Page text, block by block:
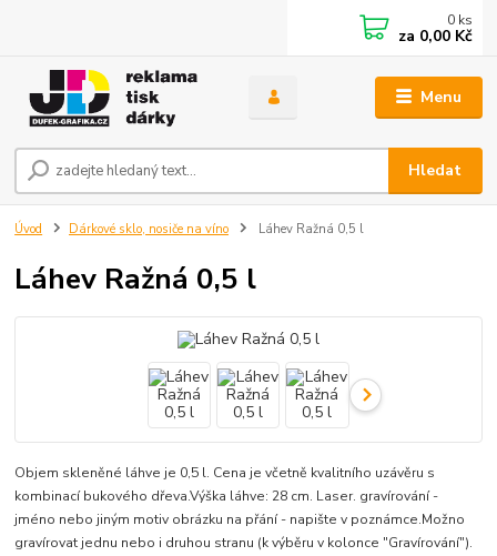
Menu
Hledat
0 ks
za 0,00 Kč
Úvod Dárkové sklo, nosiče na víno Láhev Ražná 0,5 l
Láhev Ražná 0,5 l
Objem skleněné láhve je 0,5 l. Cena je včetně kvalitního uzávěru s
kombinací bukového dřeva.Výška láhve: 28 cm. Laser. gravírování -
jméno nebo jiným motiv obrázku na přání - napište v poznámce.Možno
gravírovat jednu nebo i druhou stranu (k výběru v kolonce "Gravírování").